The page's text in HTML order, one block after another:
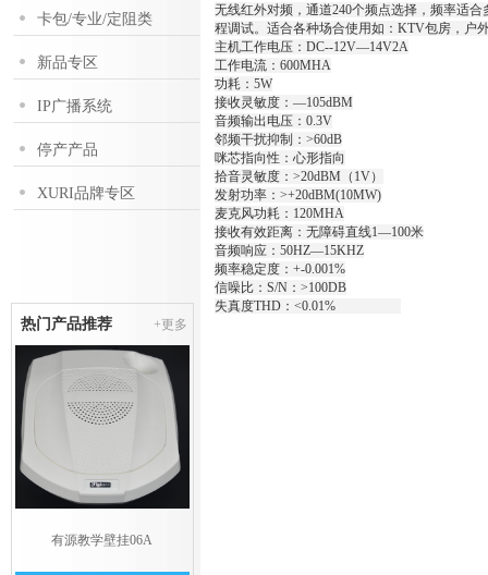
卡包/专业/定阻类
新品专区
IP广播系统
停产产品
XURI品牌专区
热门产品推荐 +更多
有源教学壁挂06A
无线红外对频，通道240个频点选择，频率适
程调试。适合各种场合使用如：KTV包房，户
主机工作电压：DC--12V—14V2A
工作电流：600MHA
功耗：5W
接收灵敏度：—105dBM
音频输出电压：0.3V
邻频干扰抑制：>60dB
咪芯指向性：心形指向
拾音灵敏度：>20dBM（1V）
发射功率：>+20dBM(10MW)
麦克风功耗：120MHA
接收有效距离：无障碍直线1—100米
音频响应：50HZ—15KHZ
频率稳定度：+-0.001%
信噪比：S/N：>100DB
失真度THD：<0.01%